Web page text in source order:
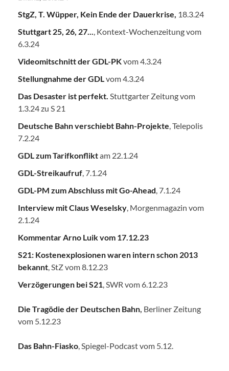
StgZ, T. Wüpper, Kein Ende der Dauerkrise, 18.3.24
Stuttgart 25, 26, 27..., Kontext-Wochenzeitung vom
6.3.24
Videomitschnitt der GDL-PKvom 4.3.24
Stellungnahme der GDLvom 4.3.24
Das Desaster ist perfekt. Stuttgarter Zeitung vom
1.3.24 zu S 21
Deutsche Bahn verschiebt Bahn-Projekte, Telepolis
7.2.24
GDL zum Tarifkonfliktam 22.1.24
GDL-Streikaufruf, 7.1.24
GDL-PM zum Abschluss mit Go-Ahead, 7.1.24
Interview mit Claus Weselsky, Morgenmagazin vom
2.1.24
Kommentar Arno Luik vom 17.12.23
S21: Kostenexplosionen waren intern schon 2013
bekannt, StZ vom 8.12.23
Verzögerungen bei S21, SWR vom 6.12.23
Die Tragödie der Deutschen Bahn, Berliner Zeitung
vom 5.12.23
Das Bahn-Fiasko, Spiegel-Podcast vom 5.12.